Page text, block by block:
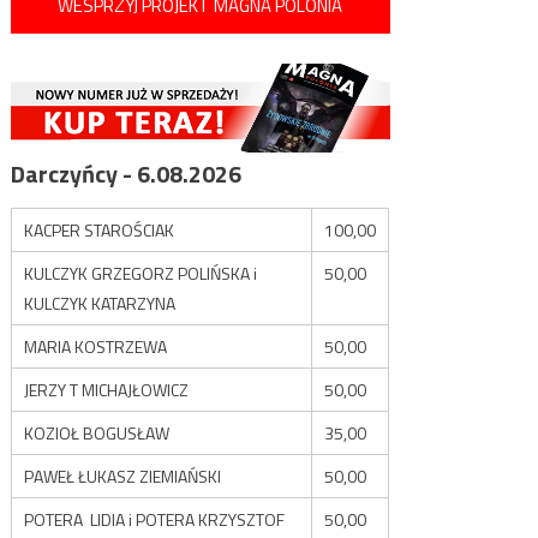
Darczyńcy - 6.08.2026
KACPER STAROŚCIAK
100,00
KULCZYK GRZEGORZ POLIŃSKA i
KULCZYK KATARZYNA
50,00
MARIA KOSTRZEWA
50,00
JERZY T MICHAJŁOWICZ
50,00
KOZIOŁ BOGUSŁAW
35,00
PAWEŁ ŁUKASZ ZIEMIAŃSKI
50,00
POTERA LIDIA i POTERA KRZYSZTOF
50,00